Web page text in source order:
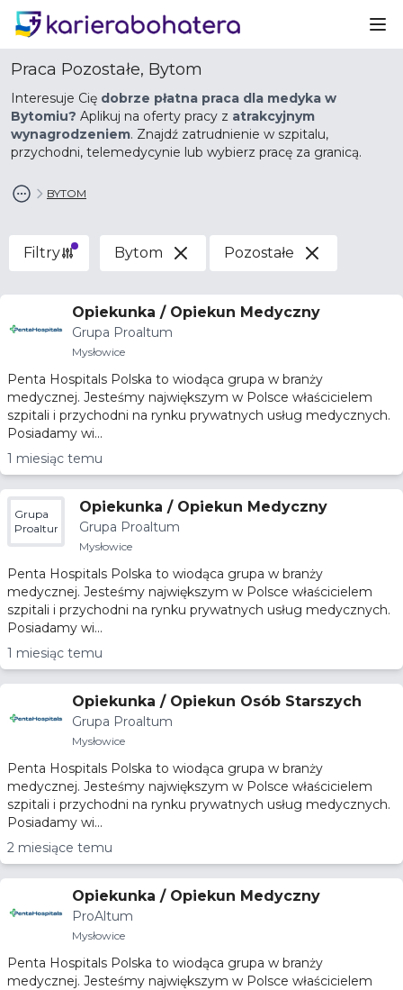
Praca Pozostałe, Bytom
Interesuje Cię dobrze płatna praca dla medyka w
Bytomiu? Aplikuj na oferty pracy z atrakcyjnym
wynagrodzeniem. Znajdź zatrudnienie w szpitalu,
przychodni, telemedycynie lub wybierz pracę za granicą.
BYTOM
Filtry Bytom Pozostałe
Opiekunka / Opiekun Medyczny
Grupa Proaltum
Mysłowice
Penta Hospitals Polska to wiodąca grupa w branży
medycznej. Jesteśmy największym w Polsce właścicielem
szpitali i przychodni na rynku prywatnych usług medycznych.
Posiadamy wi...
1 miesiąc temu
Grupa
Proaltum
Opiekunka / Opiekun Medyczny
Grupa Proaltum
Mysłowice
Penta Hospitals Polska to wiodąca grupa w branży
medycznej. Jesteśmy największym w Polsce właścicielem
szpitali i przychodni na rynku prywatnych usług medycznych.
Posiadamy wi...
1 miesiąc temu
Opiekunka / Opiekun Osób Starszych
Grupa Proaltum
Mysłowice
Penta Hospitals Polska to wiodąca grupa w branży
medycznej. Jesteśmy największym w Polsce właścicielem
szpitali i przychodni na rynku prywatnych usług medycznych.
Posiadamy wi...
2 miesiące temu
Opiekunka / Opiekun Medyczny
ProAltum
Mysłowice
Penta Hospitals Polska to wiodąca grupa w branży
medycznej. Jesteśmy największym w Polsce właścicielem